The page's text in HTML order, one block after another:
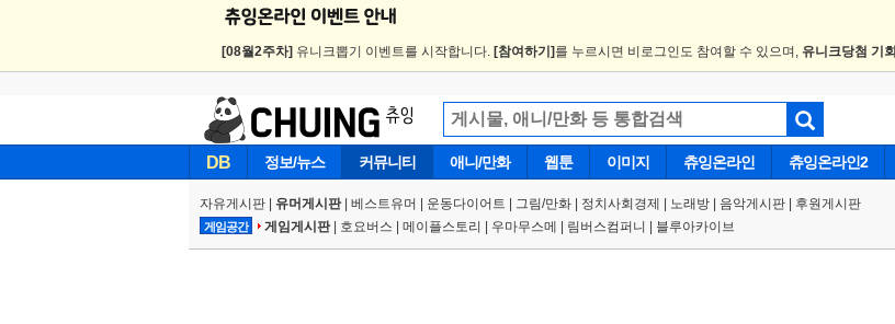
[08월2주차] 유니크뽑기 이벤트를 시작합니다. [참여하기] 를 누르시면 비로그인도 참여할 수 있으며, 유니크당첨 기회
DB 정보/뉴스 커뮤니티 애니/만화 웹툰 이미지 츄잉온라인 츄잉온라인2
자유게시판 유머게시판| 베스트유머 운동다이어트 | 그림/만화 정치사회경제 노래방 음악게시판 후원게시판
게임공간 게임게시판| 호요버스 메이플스토리 우마무스메 림버스컴퍼니 블루아카이브